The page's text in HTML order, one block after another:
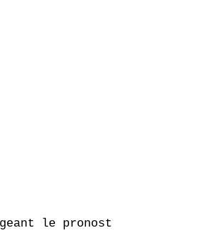
le pronostic vital et